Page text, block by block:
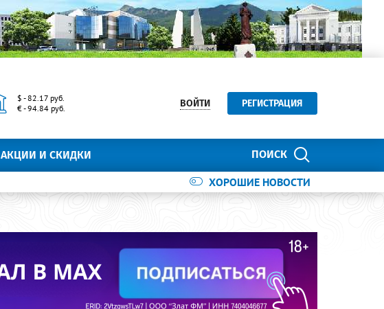
$ - 82.17 руб.
€ - 94.84 руб.
ВОЙТИ РЕГИСТРАЦИЯ
ПОИСК
АКЦИИ И СКИДКИ
ХОРОШИЕ НОВОСТИ